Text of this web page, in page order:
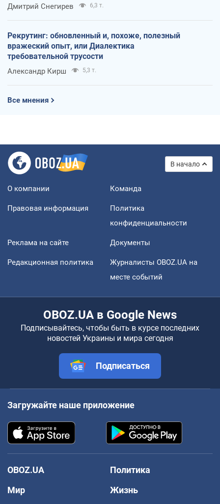
Дмитрий Снегирев 6,3 т.
Рекрутинг: обновленный и, похоже, полезный
вражеский опыт, или Диалектика
требовательной трусости
Александр Кирш 5,3 т.
Все мнения
В начало
О компании Команда
Правовая информация
Политика
конфиденциальности
Реклама на сайте Документы
Редакционная политика
Журналисты OBOZ.UA на
месте событий
OBOZ.UA в Google News
Подписывайтесь, чтобы быть в курсе последних
новостей Украины и мира сегодня
Подписаться
Загружайте наше приложение
OBOZ.UA
Политика
Мир
Жизнь